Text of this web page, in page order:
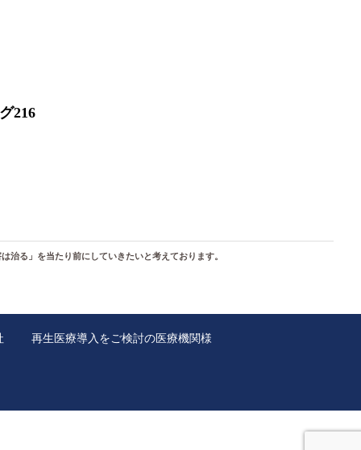
216
治る 」を当たり前にしていきたいと考えております。
再生医療導入をご検討の医療機関様